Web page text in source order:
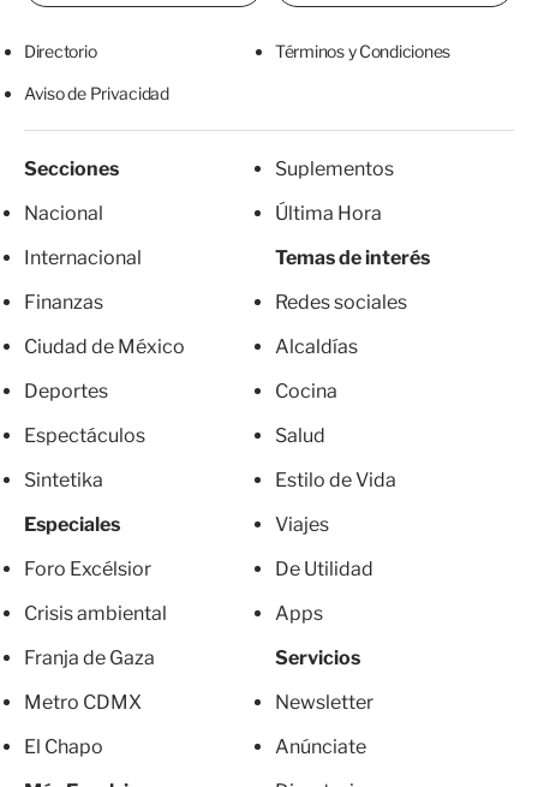
Directorio Términos y Condiciones
Aviso de Privacidad
Secciones
Nacional
Internacional
Finanzas
Ciudad de México
Deportes
Espectáculos
Sintetika
Especiales
Foro Excélsior
Crisis ambiental
Franja de Gaza
Metro CDMX
El Chapo
Suplementos
Última Hora
Temas de interés
Redes sociales
Alcaldías
Cocina
Salud
Estilo de Vida
Viajes
De Utilidad
Apps
Servicios
Newsletter
Anúnciate